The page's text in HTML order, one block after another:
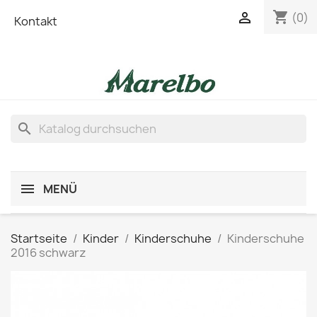
Kontakt shopping_cart (0)

search
MENÜ
Startseite Kinder Kinderschuhe
Kinderschuhe
2016 schwarz